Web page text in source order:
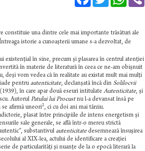
constituie una dintre cele mai importante trăsături ale
istorie a cunoaşterii umane s-a dezvoltat, de
existenţial în sine, precum şi plasarea în centrul atenţiei
în materie de literatură în ceea ce ne-am obişnuit
deşi vom vedea că în realitate au existat mult mai mulţi
pentru autenticitate, declanşată încă din Solilocvii
în care apar două eseuri intitulate Autenticitate, şi
Autorul Patului lui Procustnu l-a devansat însă pe
se afirmă uneori2, ci cu doi ani mai târziu.
plasat între principiile de intens energetism şi
sale generale, se află într-o mereu strictă
substantivul autenticitate desemnează însuşirea
al XIX-lea, actului de identificare a creaţiei
de particularităţi şi nuanţe de la o epocă literară la